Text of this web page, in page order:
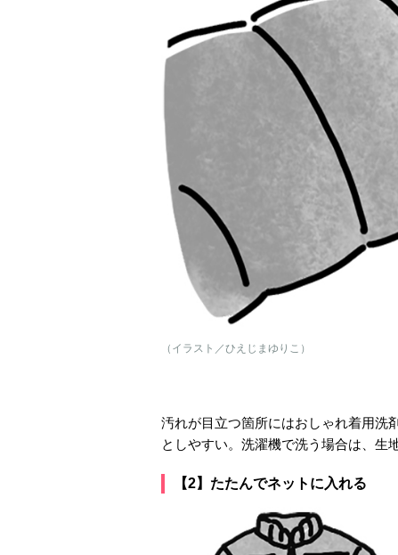
（イラスト／ひえじまゆりこ）
汚れが目立つ箇所にはおしゃれ着用洗
としやすい。洗濯機で洗う場合は、生
【2】たたんでネットに入れる